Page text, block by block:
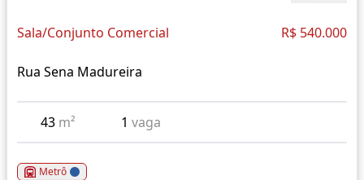
Sala/Conjunto Comercial R$ 540.000
Rua Sena Madureira
43 m² 1 vaga
Metrô